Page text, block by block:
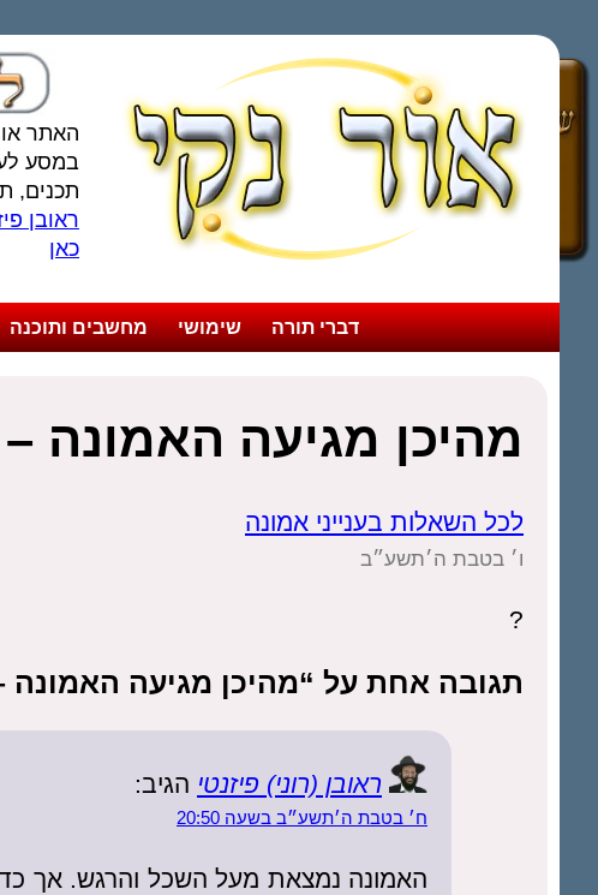
האתר
במסע
תכנים,
ראובן
כאן
דברי תורה שימושי מחשבים ותוכנה
מהיכן מגיעה האמונה
לכל השאלות בענייני אמונה
ו׳ בטבת ה׳תשע״ב
?
תגובה אחת על “מהיכן מגיעה
ראובן (רוני) פיזנטי הגיב:
ח׳ בטבת ה׳תשע״ב בשעה 20:50
האמונה נמצאת מעל השכל והרגש. אך